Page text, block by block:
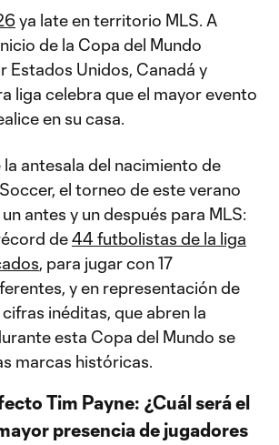
ya late en territorio MLS. A
de la Copa del Mundo
Estados Unidos, Canadá y
liga celebra que el mayor evento
en su casa.
la antesala del nacimiento de
el torneo de este verano
antes y un después para MLS:
de44 futbolistas de la liga
, para jugar con 17
y en representación de
cifras inéditas, que abren la
esta Copa del Mundo se
marcas históricas.
Tim Payne: ¿Cuál será el
presencia de jugadores